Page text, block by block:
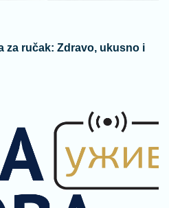
za ručak: Zdravo, ukusno i